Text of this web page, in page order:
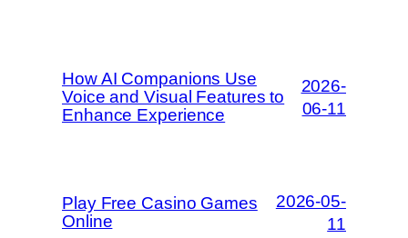
How AI Companions Use
Voice and Visual Features to
Enhance Experience
2026-
06-11
Play Free Casino Games
Online
2026-05-
11